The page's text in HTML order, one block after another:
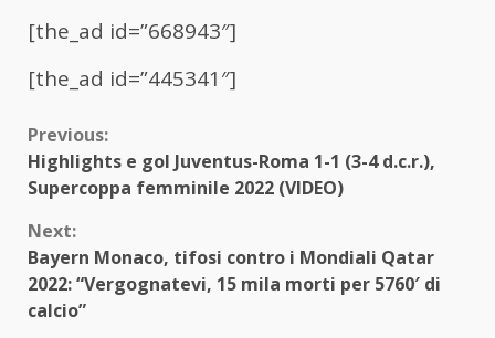
[the_ad id=”668943″]
[the_ad id=”445341″]
Continue
Reading
Previous:
Highlights e gol Juventus-Roma 1-1 (3-4 d.c.r.),
Supercoppa femminile 2022 (VIDEO)
Next:
Bayern Monaco, tifosi contro i Mondiali Qatar
2022: “Vergognatevi, 15 mila morti per 5760′ di
calcio”